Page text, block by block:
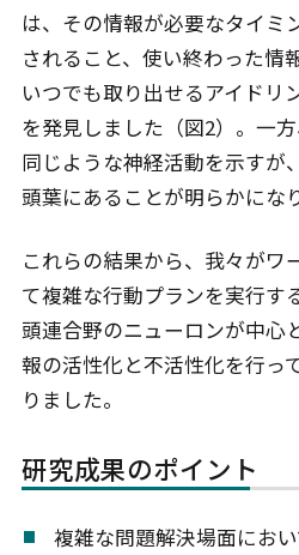
は、その情報が必要なタイミ
されること、使い終わった情
いつでも取り出せるアイドリ
を発見しました（図2）。一
同じような神経活動を示すが
頭葉にあることが明らかにな
これらの結果から、我々がワ
て複雑な行動プランを実行す
頭連合野のニューロンが中心
報の活性化と不活性化を行っ
りました。
研究成果のポイント
複雑な問題解決場面にお